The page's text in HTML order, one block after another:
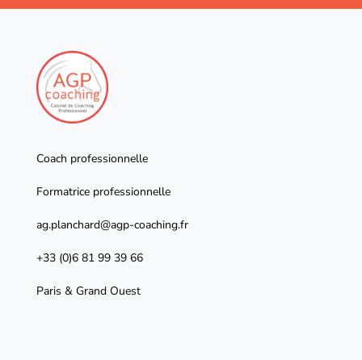
Coach professionnelle
Formatrice professionnelle
ag.planchard@agp-coaching.fr
+33 (0)6 81 99 39 66
Paris & Grand Ouest